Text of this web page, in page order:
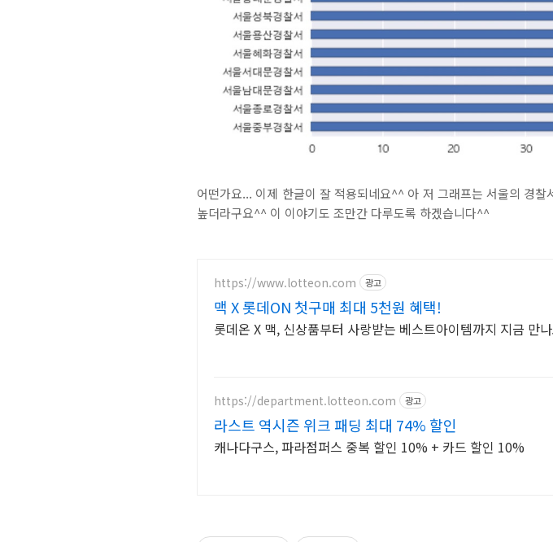
어떤가요... 이제 한글이 잘 적용되네요^^ 아 저 그래프는 서울의 경
높더라구요^^ 이 이야기도 조만간 다루도록 하겠습니다^^
https://www.lotteon.com 광고
맥 X 롯데ON 첫구매 최대 5천원 혜택!
롯데온 X 맥, 신상품부터 사랑받는 베스트아이템까지 지금 만
https://department.lotteon.com 광고
라스트 역시즌 위크 패딩 최대 74% 할인
캐나다구스, 파라점퍼스 중복 할인 10% + 카드 할인 10%